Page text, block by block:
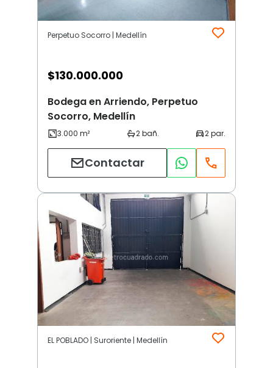
Perpetuo Socorro | Medellín
$130.000.000
Bodega en Arriendo, Perpetuo
Socorro, Medellín
Contactar
EL POBLADO | Suroriente | Medellín